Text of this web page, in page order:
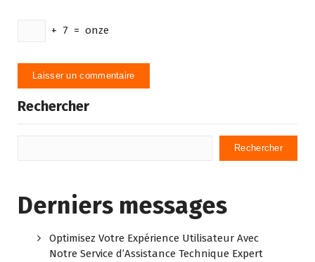
+ 7 = onze
Rechercher
Rechercher
Derniers messages
Optimisez Votre Expérience Utilisateur Avec
Notre Service d’Assistance Technique Expert